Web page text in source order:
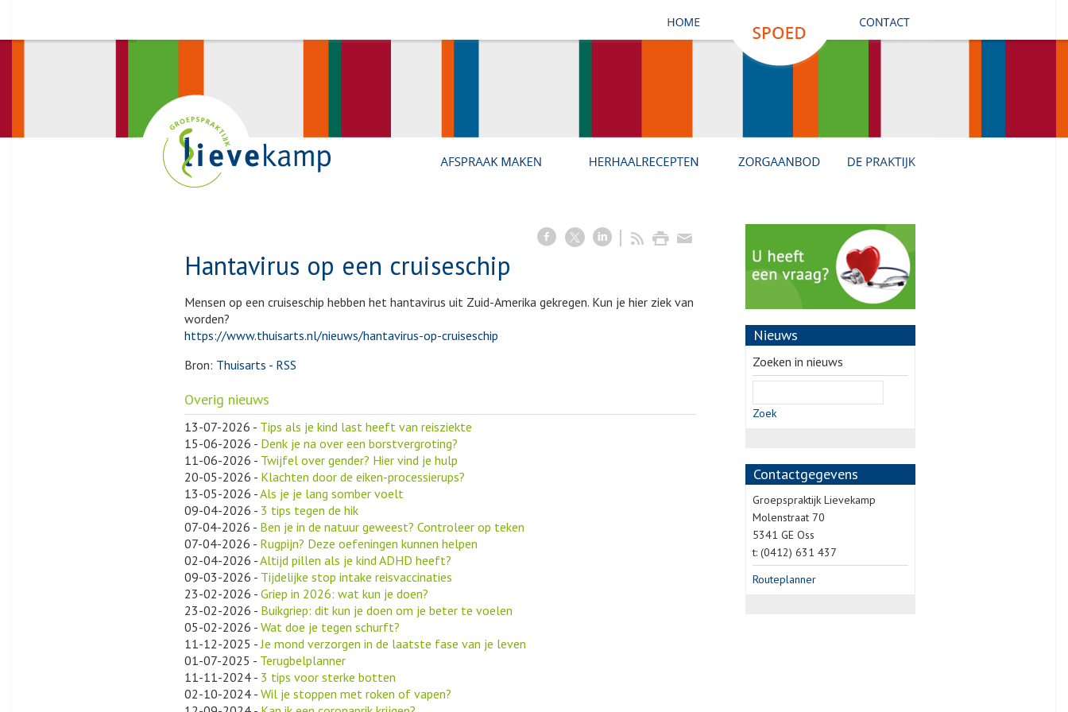
Hantavirus op een cruiseschip
Mensen op een cruiseschip hebben het hantavirus uit Zuid-Amerika gekregen. Kun je hier ziek van
worden?
https://www.thuisarts.nl/nieuws/hantavirus-op-cruiseschip
Bron: Thuisarts - RSS
Overig nieuws
13-07-2026 - Tips als je kind last heeft van reisziekte
15-06-2026 - Denk je na over een borstvergroting?
11-06-2026 - Twijfel over gender? Hier vind je hulp
20-05-2026 - Klachten door de eiken-processierups?
13-05-2026 -Als je je lang somber voelt
09-04-2026 - 3 tips tegen de hik
07-04-2026 - Ben je in de natuur geweest? Controleer op teken
07-04-2026 - Rugpijn? Deze oefeningen kunnen helpen
02-04-2026 -Altijd pillen als je kind ADHD heeft?
09-03-2026 - Tijdelijke stop intake reisvaccinaties
23-02-2026 - Griep in 2026: wat kun je doen?
23-02-2026 - Buikgriep: dit kun je doen om je beter te voelen
05-02-2026 - Wat doe je tegen schurft?
11-12-2025 -Je mond verzorgen in de laatste fase van je leven
01-07-2025 - Terugbelplanner
11-11-2024 - 3 tips voor sterke botten
02-10-2024 - Wil je stoppen met roken of vapen?
Nieuws
Zoeken in nieuws
Zoek
Contactgegevens
Groepspraktijk Lievekamp
Molenstraat 70
5341 GE Oss
t: (0412) 631 437
Routeplanner